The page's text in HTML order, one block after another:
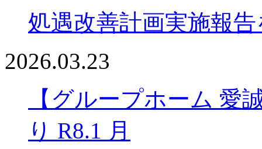
処遇改善計画実施報
2026.03.23
【グループホーム 愛
り R8.1 月